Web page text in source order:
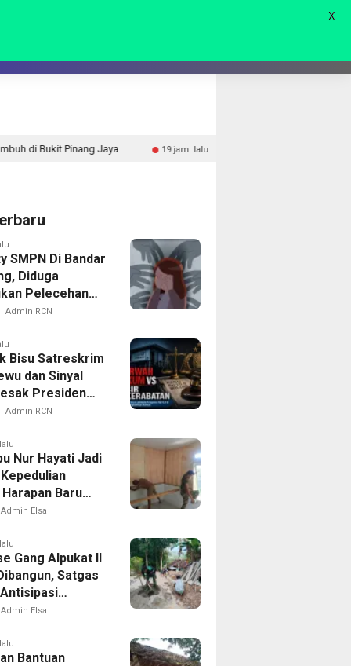
19 jam lalu Drainase Gang Alpukat II Terus Dibangun, Satgas
SMPN Di Bandar
Diduga
Pelecehan
Puluhan Siswi
Admin RCN
Bisu Satreskrim
dan Sinyal
Presiden
Kotak Pandora
Admin RCN
Nur Hayati Jadi
Baru
di Bukit Pinang
Admin Elsa
Gang Alpukat II
Satgas
dan Banjir
Admin Elsa
Bantuan
X